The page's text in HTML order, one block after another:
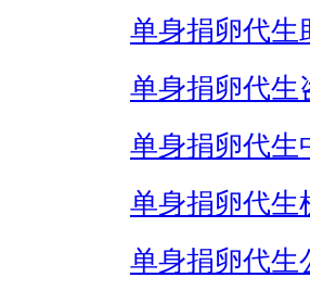
单身捐卵代生
单身捐卵代生
单身捐卵代生
单身捐卵代生
单身捐卵代生